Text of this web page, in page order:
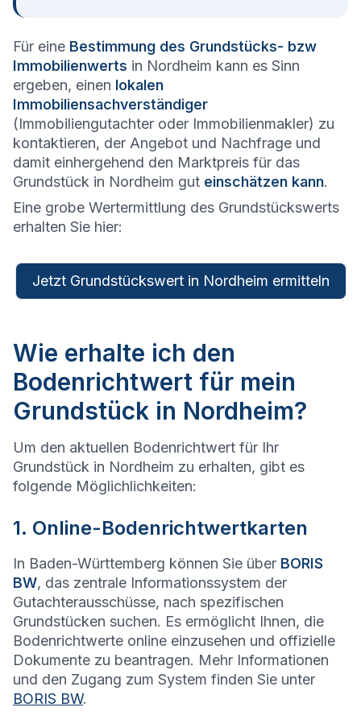
Für eine Bestimmung des Grundstücks- bzw
Immobilienwerts in Nordheim kann es Sinn
ergeben, einen lokalen
Immobiliensachverständiger
(Immobiliengutachter oder Immobilienmakler) zu
kontaktieren, der Angebot und Nachfrage und
damit einhergehend den Marktpreis für das
Grundstück in Nordheim gut einschätzen kann.
Eine grobe Wertermittlung des Grundstückswerts
erhalten Sie hier:
Jetzt Grundstückswert in Nordheim ermitteln
Wie erhalte ich den
Bodenrichtwert für mein
Grundstück in Nordheim?
Um den aktuellen Bodenrichtwert für Ihr
Grundstück in Nordheim zu erhalten, gibt es
folgende Möglichlichkeiten:
1. Online-Bodenrichtwertkarten
In Baden-Württemberg können Sie über BORIS
BW, das zentrale Informationssystem der
Gutachterausschüsse, nach spezifischen
Grundstücken suchen. Es ermöglicht Ihnen, die
Bodenrichtwerte online einzusehen und offizielle
Dokumente zu beantragen. Mehr Informationen
und den Zugang zum System finden Sie unter
BORIS BW.